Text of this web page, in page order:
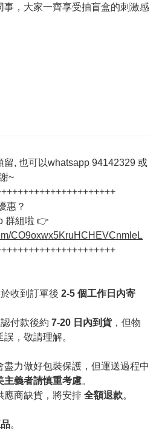
事，大家一齊享受抽盲盒的刺激感
留, 也可以whatsapp 94142329 或
~
惠？
群組啦 👉
CO9oxwx5KruHCHEVCnmleL
收到訂單後 2-5 個工作日內寄
付款後約 7-20 日內到貨，但物
，敬請理解。
力做好包裝保護，但運送過程中
主義者請慎重考慮。
應商缺貨，將安排 全額退款。
。